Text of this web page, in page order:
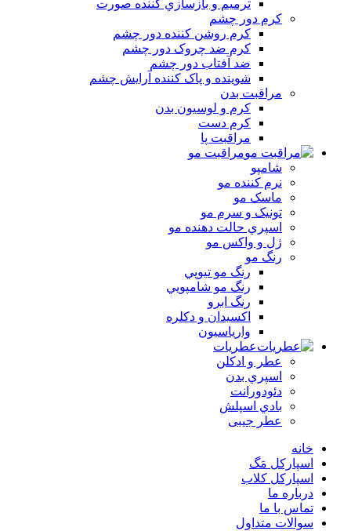
ترميم و بازسازي کننده صورت
کرم دور چشم
کرم روشن کننده دور چشم
کرم ضد چروک دور چشم
ضد آفتاب دور چشم
شوينده و پاک کننده آرايش چشم
مراقبت بدن
کرم و لوسيون بدن
کرم دست
مراقبت پا
مراقبت مو
شامپو
نرم کننده مو
ماسک مو
تونيک و سرم مو
اسپري حالت دهنده مو
ژل و واکس مو
رنگ مو
رنگ مو تيوپي
رنگ مو شامپويي
رنگ ابرو
اکسيدان و دکلره
وارياسيون
عطریات
عطر و ادکلن
اسپري بدن
دئودورانت
بادي اسپلش
عطر جيبی
خانه
اسپارکل مَگ
اسپارکل کلاب
درباره ما
تماس با ما
سوالات متداول